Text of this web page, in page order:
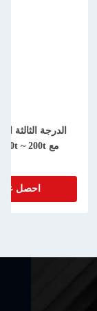
الدرجة الثالثة
احصل على